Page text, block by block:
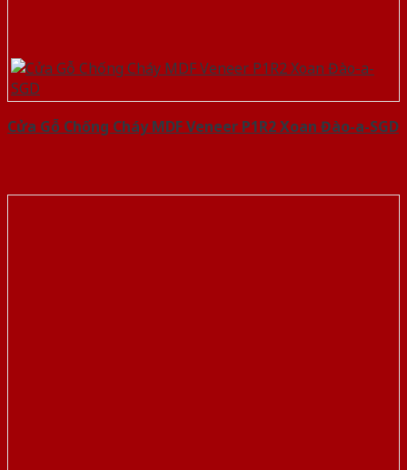
Cửa Gỗ Chống Cháy MDF Veneer P1R2 Xoan Đào-a-SGD